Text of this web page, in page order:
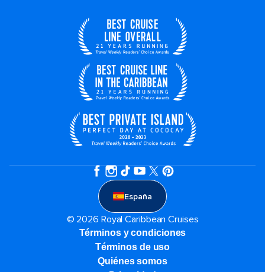
España
© 2026 Royal Caribbean Cruises
Términos y condiciones
Términos de uso
Quiénes somos